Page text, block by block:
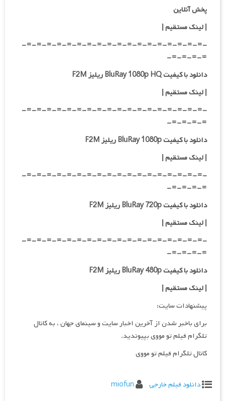
پخش آنلاین
| لینک مستقیم|
-=-=-=-=-=-=-=-=-=-=-=-=-=-=-=-=-=-=-
=-=-=-=-
دانلود با کیفیت BluRay 1080p HQ ریلیز F2M
|لینک مستقیم|
-=-=-=-=-=-=-=-=-=-=-=-=-=-=-=-=-=-=-
=-=-=-=-
دانلود با کیفیت BluRay 1080p ریلیز F2M
|لینک مستقیم|
-=-=-=-=-=-=-=-=-=-=-=-=-=-=-=-=-=-=-
=-=-=-=-
دانلود با کیفیت BluRay 720p ریلیز F2M
| لینک مستقیم|
-=-=-=-=-=-=-=-=-=-=-=-=-=-=-=-=-=-=-
=-=-=-=-
دانلود با کیفیت BluRay 480p ریلیز F2M
| لینک مستقیم|
پیشنهادات سایت:
برای باخبر شدن از آخرین اخبار سایت و سینمای جهان ، به کانال
تلگرام فیلم تو مووی بپیوندید.
کانال تلگرام فیلم تو مووی
دانلود فیلم خارجی
miofun